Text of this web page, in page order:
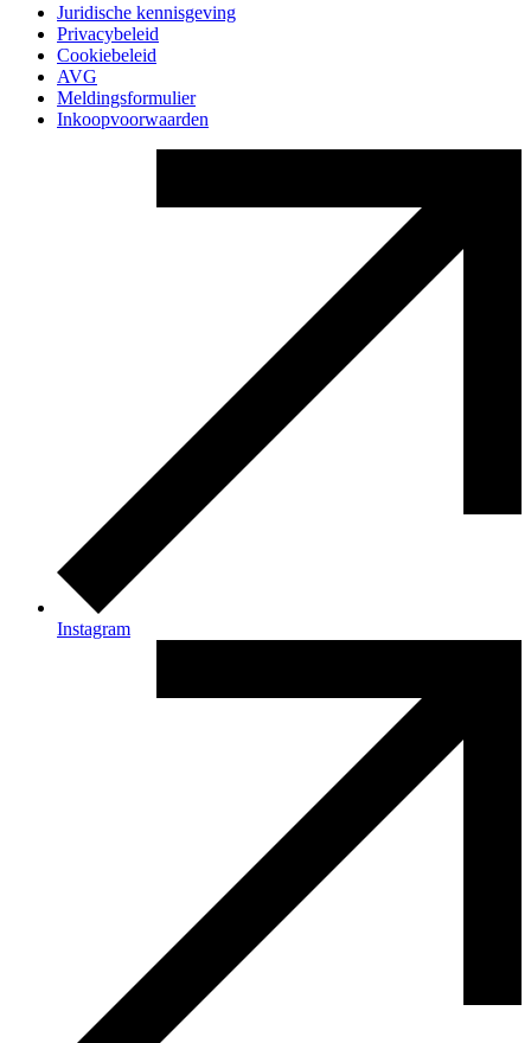
Juridische kennisgeving
Privacybeleid
Cookiebeleid
AVG
Meldingsformulier
Inkoopvoorwaarden
Instagram